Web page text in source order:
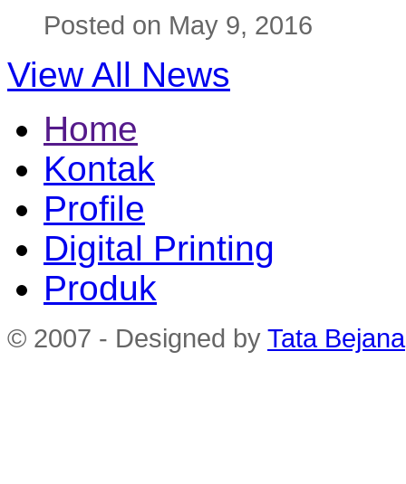
Posted on May 9, 2016
View All News
Home
Kontak
Profile
Digital Printing
Produk
© 2007 - Designed by Tata Bejana